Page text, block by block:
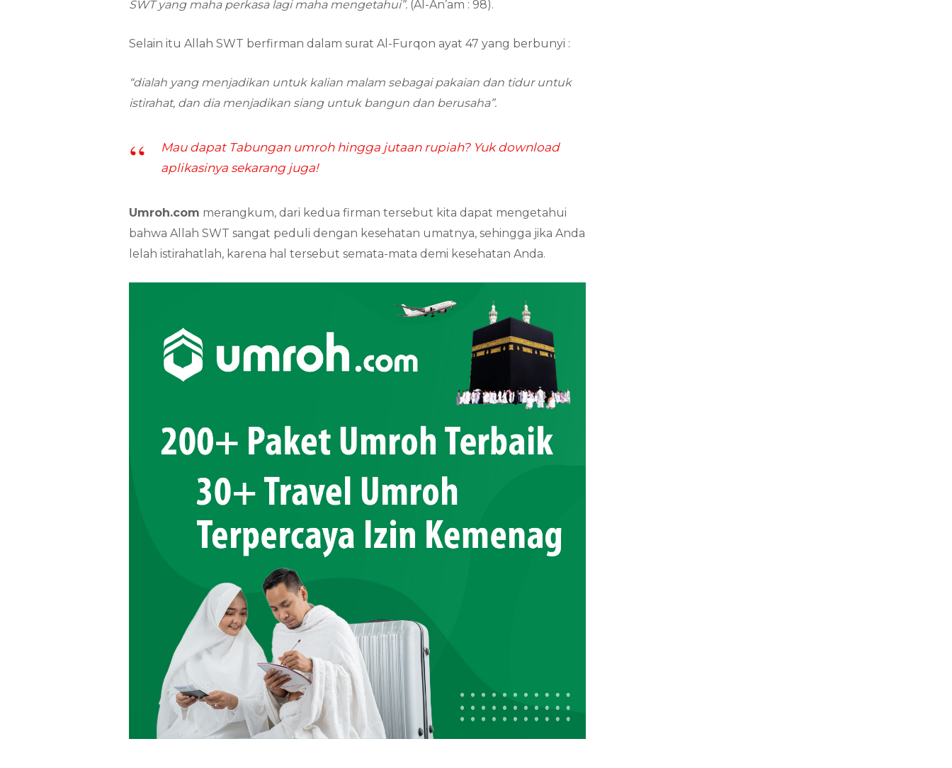
SWT yang maha perkasa lagi maha mengetahui”. (Al-An’am : 98).
Selain itu Allah SWT berfirman dalam surat Al-Furqon ayat 47 yang berbunyi :
“dialah yang menjadikan untuk kalian malam sebagai pakaian dan tidur untuk
istirahat, dan dia menjadikan siang untuk bangun dan berusaha”.
Mau dapat Tabungan umroh hingga jutaan rupiah? Yuk download
aplikasinya sekarang juga!
Umroh.com merangkum, dari kedua firman tersebut kita dapat mengetahui
bahwa Allah SWT sangat peduli dengan kesehatan umatnya, sehingga jika Anda
lelah istirahatlah, karena hal tersebut semata-mata demi kesehatan Anda.